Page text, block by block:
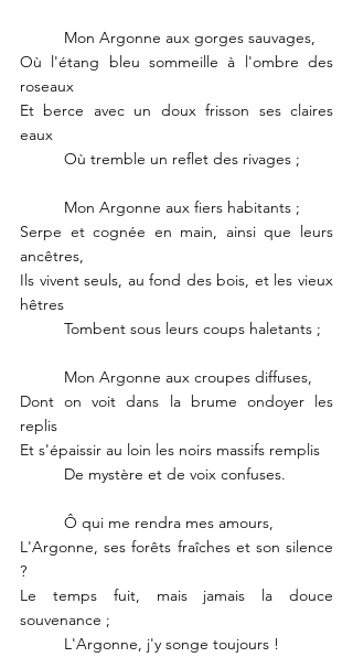
	Mon Argonne aux gorges sauvages,
Où l'étang bleu sommeille à l'ombre des
roseaux
Et berce avec un doux frisson ses claires
eaux
	Où tremble un reflet des rivages ;
	Mon Argonne aux fiers habitants ;
Serpe et cognée en main, ainsi que leurs
ancêtres,
Ils vivent seuls, au fond des bois, et les vieux
hêtres
	Tombent sous leurs coups haletants ;
	Mon Argonne aux croupes diffuses,
Dont on voit dans la brume ondoyer les
replis
Et s'épaissir au loin les noirs massifs remplis
	De mystère et de voix confuses.
	Ô qui me rendra mes amours,
L'Argonne, ses forêts fraîches et son silence
?
Le temps fuit, mais jamais la douce
souvenance ;
	L'Argonne, j'y songe toujours !